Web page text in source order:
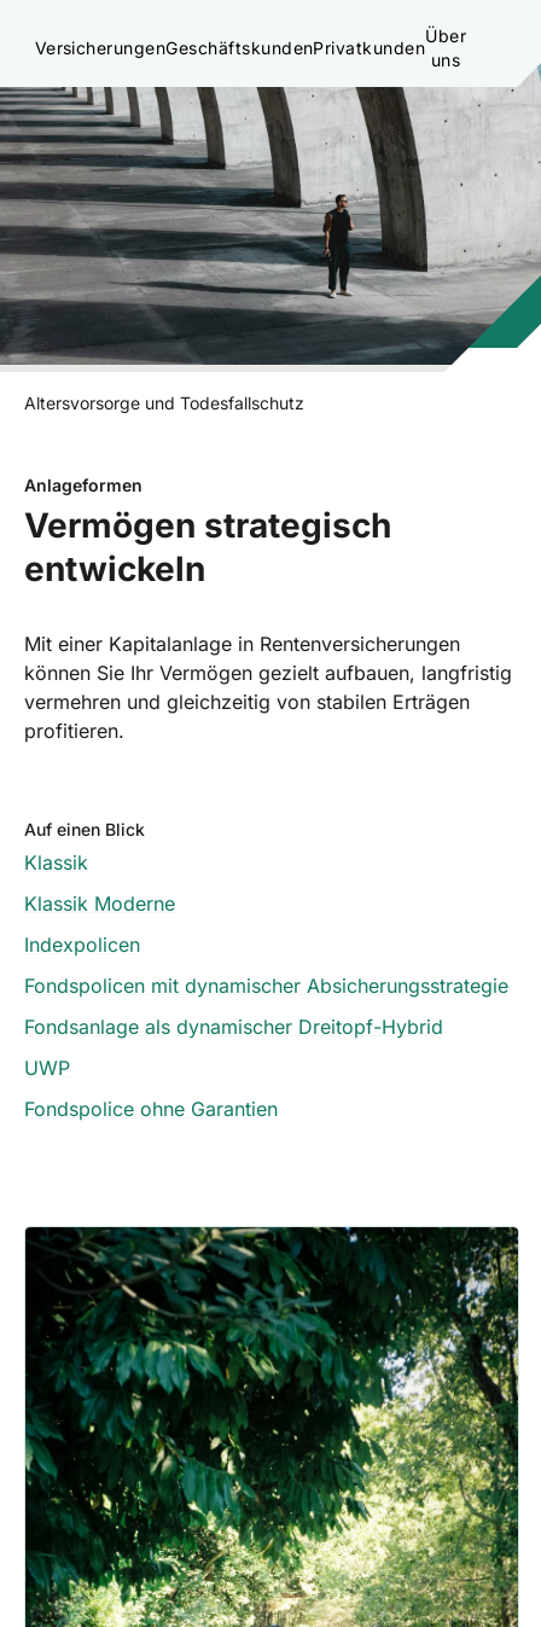
VersicherungenGeschäftskundenPrivatkunden
Über
uns
Altersvorsorge und Todesfallschutz
Anlageformen
Vermögen strategisch
entwickeln
Mit einer Kapitalanlage in Rentenversicherungen
können Sie Ihr Vermögen gezielt aufbauen, langfristig
vermehren und gleichzeitig von stabilen Erträgen
profitieren.
Auf einen Blick
Klassik
Klassik Moderne
Indexpolicen
Fondspolicen mit dynamischer Absicherungsstrategie
Fondsanlage als dynamischer Dreitopf-Hybrid
UWP
Fondspolice ohne Garantien